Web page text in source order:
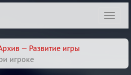
— Развитие игры
игроке